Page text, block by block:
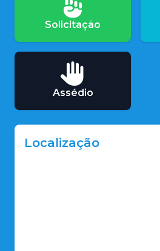
Solicitação
Assédio
Localização